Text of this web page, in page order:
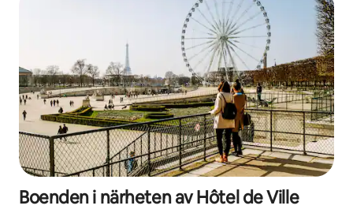
Boenden i närheten av Hôtel de Ville